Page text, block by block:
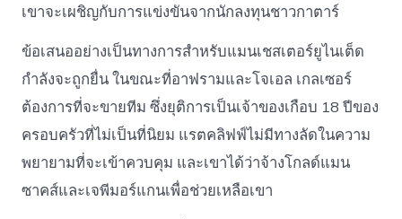
เขาจะเผชิญกับการแข่งขันจากนักลงทุนชาวกาตาร์
ข้อเสนออย่างเป็นทางการสำหรับแมนเชสเตอร์ยูไนเต็ด
กำลังจะถูกยื่น ในขณะที่อาฟรามและโจเอล เกลเซอร์
ต้องการที่จะขายทีม ซึ่งยุติการเป็นเจ้าของเกือบ 18 ปีของ
ครอบครัวที่ไม่เป็นที่นิยม แรตคลิฟฟ์ไม่มีทางลัดในความ
พยายามที่จะเข้าควบคุม และเขาได้ว่าจ้างโกลด์แมน
ซาคส์และเจพีมอร์แกนเพื่อช่วยเหลือเขา